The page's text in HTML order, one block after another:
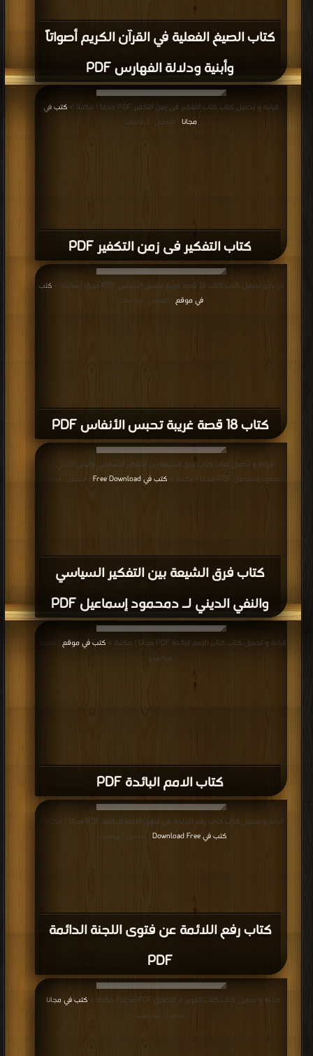
كتاب الصيغ الفعلية في القرآن الكريم أصواتاً
وأبنية ودلالة الفهارس PDF
كتاب التفكير فى زمن التكفير PDF
قراءة و تحميل كتاب كتاب التفكير فى زمن التكفير PDF مجانا | مكتبة >
كتب في
مجانا | التحميل : مرة/مرات
كتاب 18 قصة غريبة تحبس الأنفاس PDF
قراءة و تحميل كتاب كتاب 18 قصة غريبة تحبس الأنفاس PDF مجانا | مكتبة >
كتب
في موقع
| التحميل : مرة/مرات
كتاب فرق الشيعة بين التفكير السياسي
والنفي الديني لـ دمحمود إسماعيل PDF
قراءة و تحميل كتاب كتاب فرق الشيعة بين التفكير السياسي والنفي الديني لـ
دمحمود إسماعيل PDF مجانا | مكتبة >
كتب في Free Download | التحميل : مرة/مرات
كتاب الامم البائدة PDF
قراءة و تحميل كتاب كتاب الامم البائدة PDF مجانا | مكتبة > كتب في موقع
: مرة/مرات
كتاب رفع اللائمة عن فتوى اللجنة الدائمة
PDF
قراءة و تحميل كتاب كتاب رفع اللائمة عن فتوى اللجنة الدائمة PDF مجانا | مكتبة >
كتب في Download Free
| التحميل : مرة/مرات
قراءة و تحميل كتاب كتاب التنوير لا التضليل PDF مجانا | مكتبة > كتب في مجانا
التحميل : مرة/مرات